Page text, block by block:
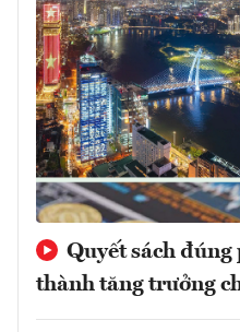
Quyết sách đúng
thành tăng trưởng